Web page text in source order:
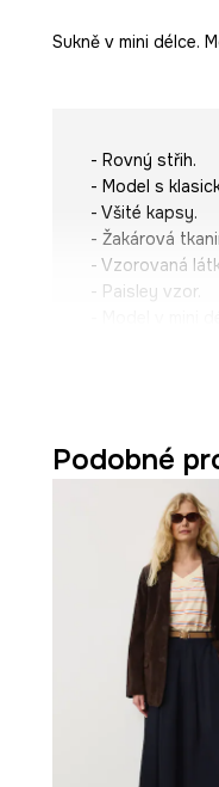
Sukně v mini délce.
- Rovný střih.
- Model s
- Všité kapsy.
- Žakárová
- Vzorovaná
- Paisley vzor.
Podobné